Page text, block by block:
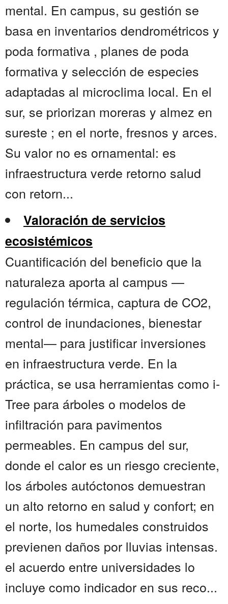
mental. En campus, su gestión se
basa en inventarios dendrométricos y
poda formativa , planes de poda
formativa y selección de especies
adaptadas al microclima local. En el
sur, se priorizan moreras y almez en
sureste ; en el norte, fresnos y arces.
Su valor no es ornamental: es
infraestructura verde retorno salud
con retorn...
Valoración de servicios
ecosistémicos
Cuantificación del beneficio que la
naturaleza aporta al campus —
regulación térmica, captura de CO2,
control de inundaciones, bienestar
mental— para justificar inversiones
en infraestructura verde. En la
práctica, se usa herramientas como i-
Tree para árboles o modelos de
infiltración para pavimentos
permeables. En campus del sur,
donde el calor es un riesgo creciente,
los árboles autóctonos demuestran
un alto retorno en salud y confort; en
el norte, los humedales construidos
previenen daños por lluvias intensas.
el acuerdo entre universidades lo
incluye como indicador en sus reco...